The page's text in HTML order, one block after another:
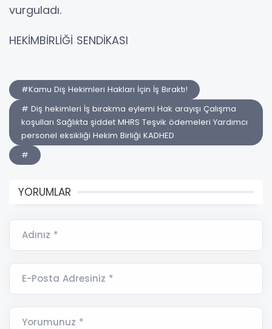
vurguladı.
HEKİMBİRLİĞİ SENDİKASI
#Kamu Diş Hekimleri Hakları İçin İş Bıraktı!
# Diş hekimleri İş bırakma eylemi Hak arayışı Çalışma
koşulları Sağlıkta şiddet MHRS Teşvik ödemeleri Yardımcı
personel eksikliği Hekim Birliği KADHED
#
YORUMLAR
Adınız *
E-Posta Adresiniz *
Yorumunuz *